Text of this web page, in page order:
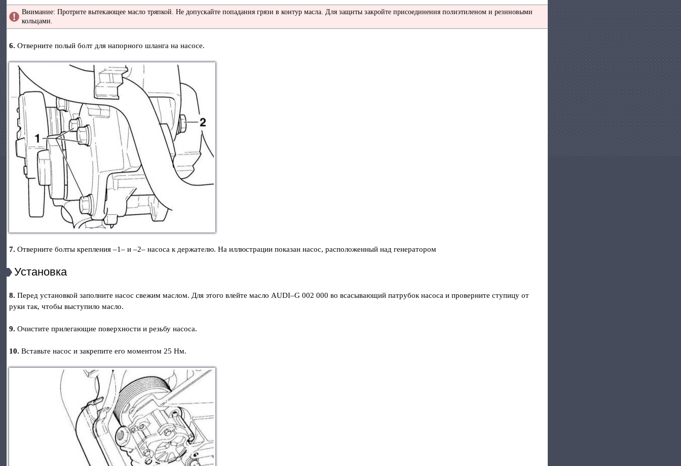
Внимание: Протрите вытекающее масло тряпкой. Не допускайте попадания грязи в контур масла. Для защиты закройте присоединения полиэтиленом и резиновыми
кольцами.
6. Отверните полый болт для напорного шланга на насосе.
7. Отверните болты крепления –1– и –2– насоса к держателю. На иллюстрации показан насос, расположенный над генератором
Установка
8. Перед установкой заполните насос свежим маслом. Для этого влейте масло AUDI–G 002 000 во всасывающий патрубок насоса и проверните ступицу от
руки так, чтобы выступило масло.
9. Очистите прилегающие поверхности и резьбу насоса.
10. Вставьте насос и закрепите его моментом 25 Нм.